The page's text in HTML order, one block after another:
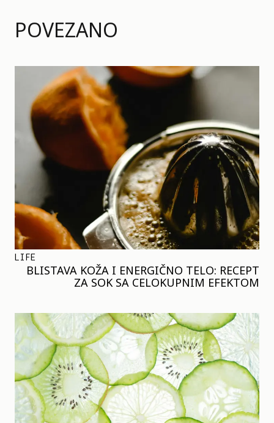
POVEZANO
LIFE
BLISTAVA KOŽA I ENERGIČNO TELO: RECEPT
ZA SOK SA CELOKUPNIM EFEKTOM